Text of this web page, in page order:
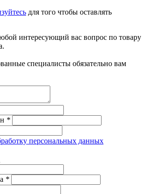
для того чтобы оставлять
интересующий вас вопрос по товару
специалисты обязательно вам
*
персональных данных
*